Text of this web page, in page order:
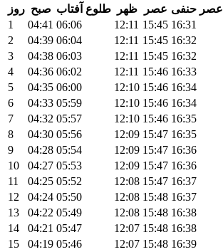
روز صبح طلوع آفتاب ظهر عصر عصر حنفی
1
04:41 06:06 12:11 15:45 16:31
2
04:39 06:04 12:11 15:45 16:32
3
04:38 06:03 12:11 15:45 16:32
4
04:36 06:02 12:11 15:46 16:33
5
04:35 06:00 12:10 15:46 16:34
6
04:33 05:59 12:10 15:46 16:34
7
04:32 05:57 12:10 15:46 16:35
8
04:30 05:56 12:09 15:47 16:35
9
04:28 05:54 12:09 15:47 16:36
10
04:27 05:53 12:09 15:47 16:36
11
04:25 05:52 12:08 15:47 16:37
12
04:24 05:50 12:08 15:48 16:37
13
04:22 05:49 12:08 15:48 16:38
14
04:21 05:47 12:07 15:48 16:38
15
04:19 05:46 12:07 15:48 16:39